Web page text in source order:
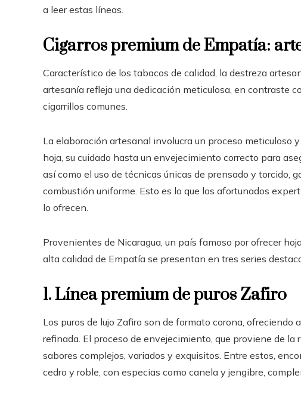
a leer estas líneas.
Cigarros premium de Empatía:
Característico de los tabacos de calidad, la destreza
artesanía refleja una dedicación meticulosa, en contraste
cigarrillos comunes.
La elaboración artesanal involucra un proceso meticuloso
hoja, su cuidado hasta un envejecimiento correcto para
así como el uso de técnicas únicas de prensado y torcido,
combustión uniforme. Esto es lo que los afortunados
lo ofrecen.
Provenientes de Nicaragua, un país famoso por ofrecer
alta calidad de Empatía se presentan en tres series
1. Línea premium de puros Zafiro
Los puros de lujo Zafiro son de formato corona, ofreciendo
refinada. El proceso de envejecimiento, que proviene de
sabores complejos, variados y exquisitos. Entre estos,
cedro y roble, con especias como canela y jengibre,